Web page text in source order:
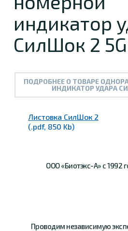
индикатор
СилШок 2 5G
ПОДРОБНЕЕ О ТОВАРЕ
ИНДИКАТОР УДАРА
Листовка СилШок 2
(.pdf, 850 Kb)
ООО «Биотэкс-А» с 1992
Проводим независимую